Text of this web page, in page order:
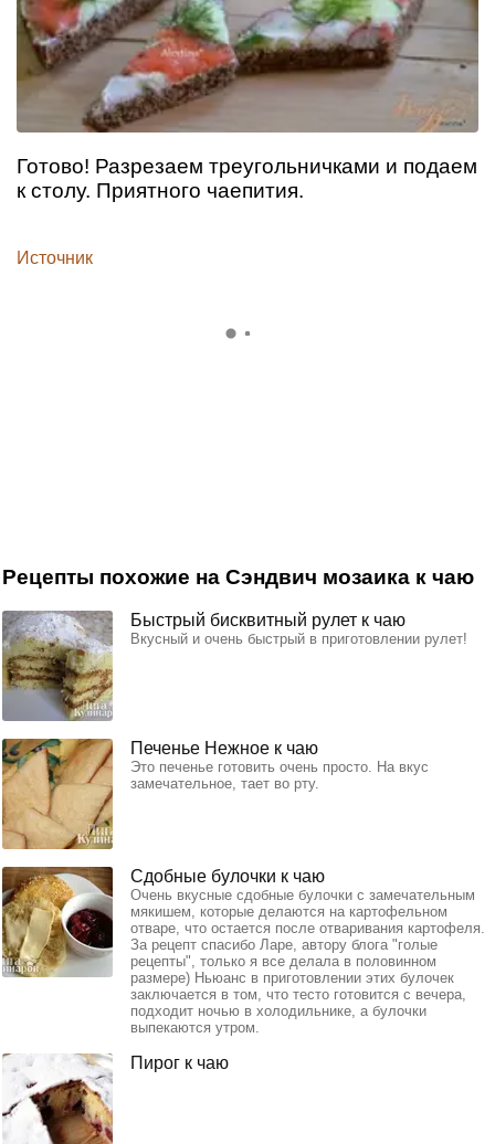
Готово! Разрезаем треугольничками и подаем
к столу. Приятного чаепития.
Источник
Рецепты похожие на Сэндвич мозаика к чаю
Быстрый бисквитный рулет к чаю
Вкусный и очень быстрый в приготовлении рулет!
Печенье Нежное к чаю
Это печенье готовить очень просто. На вкус
замечательное, тает во рту.
Сдобные булочки к чаю
Очень вкусные сдобные булочки с замечательным
мякишем, которые делаются на картофельном
отваре, что остается после отваривания картофеля.
За рецепт спасибо Ларе, автору блога "голые
рецепты", только я все делала в половинном
размере) Ньюанс в приготовлении этих булочек
заключается в том, что тесто готовится с вечера,
подходит ночью в холодильнике, а булочки
выпекаются утром.
Пирог к чаю